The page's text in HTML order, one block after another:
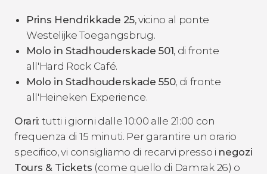
Prins Hendrikkade 25, vicino al ponte
Westelijke Toegangsbrug.
Molo in Stadhouderskade 501, di fronte
all'Hard Rock Café.
Molo in Stadhouderskade 550, di fronte
all'Heineken Experience.
Orari: tutti i giorni dalle 10:00 alle 21:00 con
frequenza di 15 minuti. Per garantire un orario
specifico, vi consigliamo di recarvi presso i negozi
Tours & Tickets (come quello di Damrak 26) o